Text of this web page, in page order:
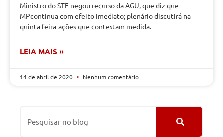
Ministro do STF negou recurso da AGU, que diz que
MPcontinua com efeito imediato; plenário discutirá na
quinta feira-ações que contestam medida.
LEIA MAIS »
14 de abril de 2020 Nenhum comentário